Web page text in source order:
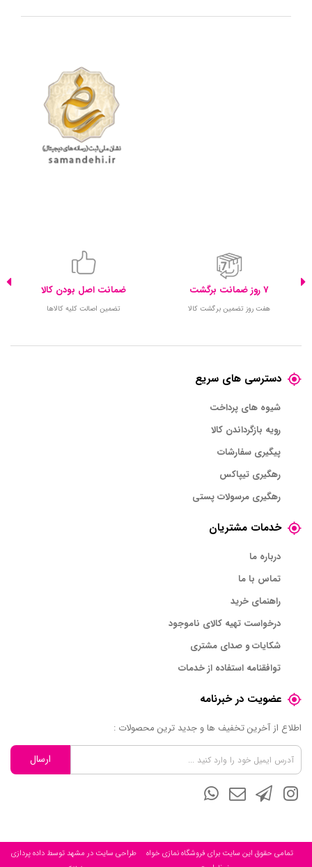
7 روز ضمانت برگشت
هفت روز تضمین برگشت کالا
ضمانت اصل بودن کالا
تضمین اصالت کلیه کالاها
دسترسی های سریع
شیوه های پرداخت
رویه بازگرداندن کالا
پیگیری سفارشات
رهگیری تیپاکس
رهگیری مرسولات پستی
خدمات مشتریان
درباره ما
تماس با ما
راهنمای خرید
درخواست تهیه کالای ناموجود
شکایات و صدای مشتری
توافقنامه استفاده از خدمات
عضویت در خبرنامه
اطلاع از آخرین تخفیف ها و جدید ترین محصولات :
ارسال
تمامی حقوق این سایت برای فروشگاه نمازی خواه
طراحی سایت در مشهدتوسط داده پردازی